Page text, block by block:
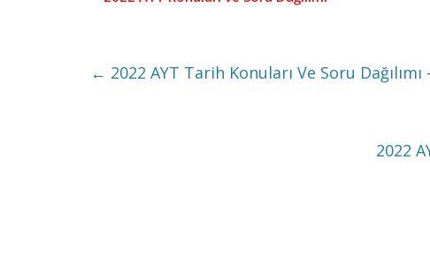
← 2022 AYT Tarih Konuları Ve Soru Dağılımı
2022